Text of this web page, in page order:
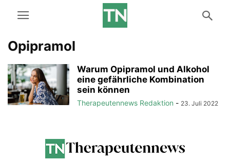
Opipramol
Warum Opipramol und Alkohol
eine gefährliche Kombination
sein können
Therapeutennews Redaktion - 23. Juli 2022